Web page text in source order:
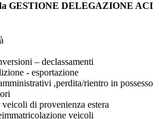
GESTIONE DELEGAZIONE ACI
– declassamenti
- esportazione
,perdita/rientro in possesso
di provenienza estera
veicoli